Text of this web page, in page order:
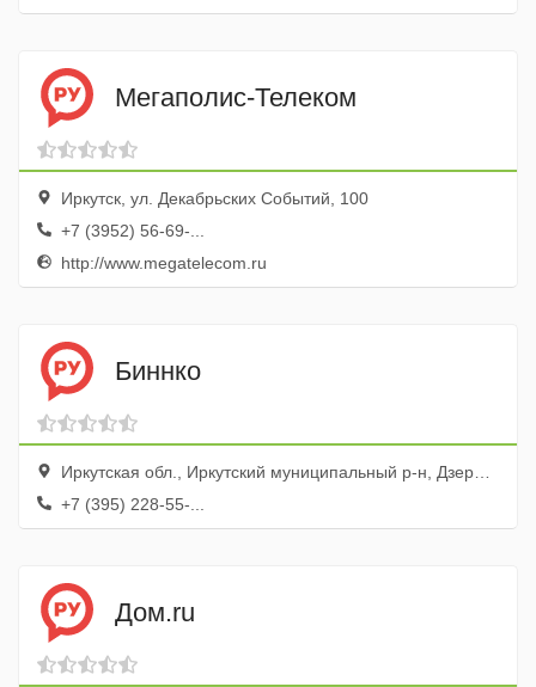
Мегаполис-Телеком
Иркутск, ул. Декабрьских Событий, 100
+7 (3952) 56-69-...
http://www.megatelecom.ru
Биннко
Иркутская обл., Иркутский муниципальный р-н, Дзержинск пос., ул. Ключевая, 10
+7 (395) 228-55-...
Дом.ru